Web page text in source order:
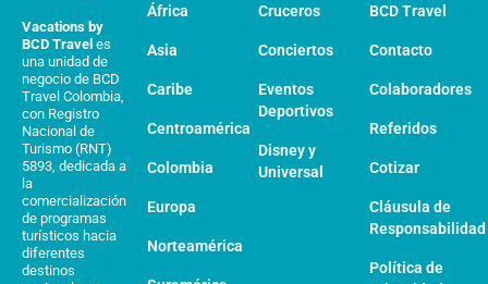
Vacations by
BCD Travel es
una unidad de
negocio de BCD
Travel Colombia,
con Registro
Nacional de
Turismo (RNT)
5893, dedicada a
la
comercialización
de programas
turísticos hacia
diferentes
destinos
África
Asia
Caribe
Centroamérica
Colombia
Europa
Norteamérica
Cruceros
Conciertos
Eventos
Deportivos
Disney y
Universal
BCD Travel
Contacto
Colaboradores
Referidos
Cotizar
Cláusula de
Responsabilidad
Política de